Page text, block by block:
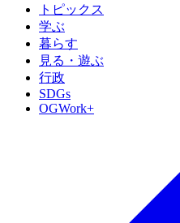
トピックス
学ぶ
暮らす
見る・遊ぶ
行政
SDGs
OGWork+